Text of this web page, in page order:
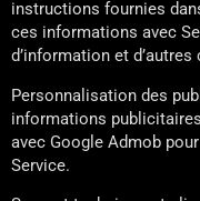
instructions fournies
ces informations avec
d’information et
Personnalisation des
informations
avec Google Admob
Service.